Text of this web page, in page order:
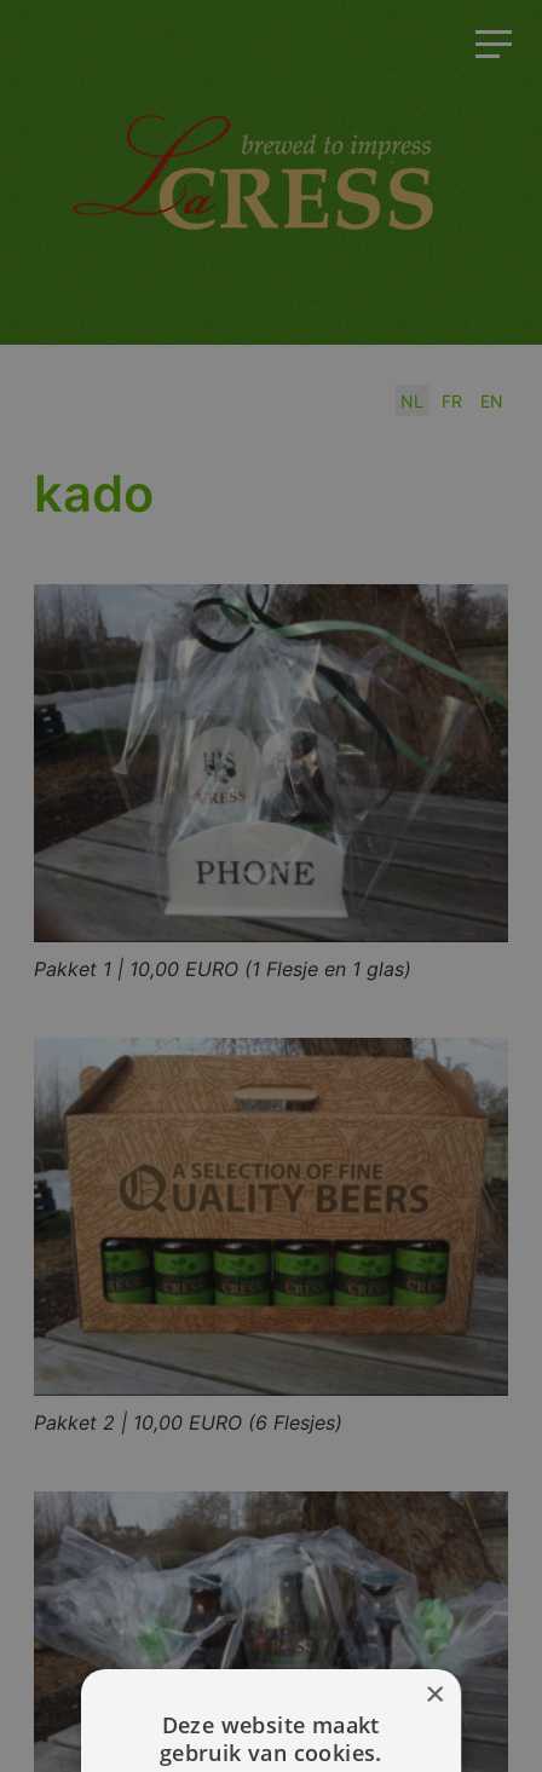
NL FR EN
kado
Pakket 1 | 10,00 EURO (1 Flesje en 1 glas)
Pakket 2 | 10,00 EURO (6 Flesjes)
×
Deze website maakt
gebruik van cookies.